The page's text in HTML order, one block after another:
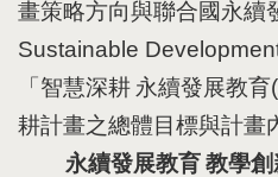
畫策略方向與聯合國永續
Sustainable
「智慧深耕 永續發展教育
耕計畫之總體目標與計畫
永續發展教育教學